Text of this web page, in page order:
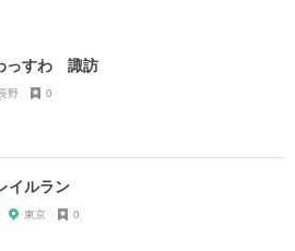
っすわ 諏訪
野 0
イルラン
東京 0